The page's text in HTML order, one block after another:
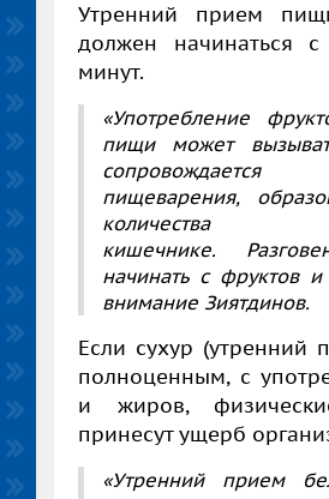
Утренний прием
должен начинаться
минут.
«Употребление
пищи может
пищеварения,
кишечнике.
начинать с фруктов
внимание Зиятдинов.
Если сухур
полноценным, с
и жиров,
принесут ущерб
«Утренний прием